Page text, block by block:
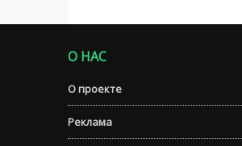
О НАС
О проекте
Реклама